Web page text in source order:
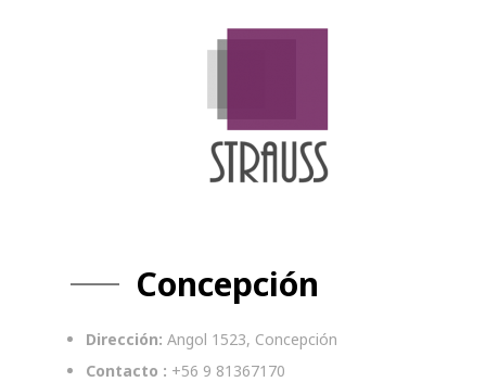
Concepción
Dirección: Angol 1523, Concepción
Contacto : +56 9 81367170